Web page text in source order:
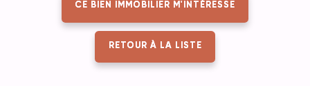
CE BIEN IMMOBILIER M'INTÉRESSE
RETOUR À LA LISTE